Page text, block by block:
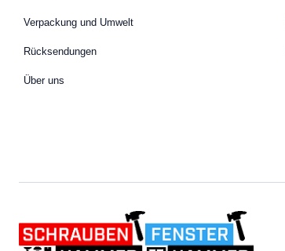
Verpackung und Umwelt
Rücksendungen
Über uns